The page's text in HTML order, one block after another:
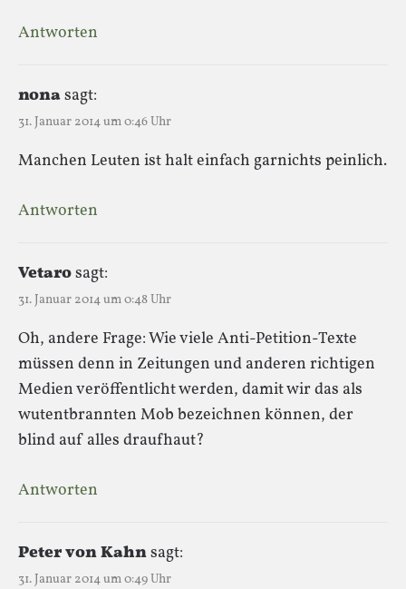
Antworten
nonasagt:
31. Januar 2014 um 0:46 Uhr
Manchen Leuten ist halt einfach garnichts peinlich.
Antworten
Vetarosagt:
31. Januar 2014 um 0:48 Uhr
Oh, andere Frage: Wie viele Anti-Petition-Texte
müssen denn in Zeitungen und anderen richtigen
Medien veröffentlicht werden, damit wir das als
wutentbrannten Mob bezeichnen können, der
blind auf alles draufhaut?
Antworten
Peter von Kahnsagt:
31. Januar 2014 um 0:49 Uhr